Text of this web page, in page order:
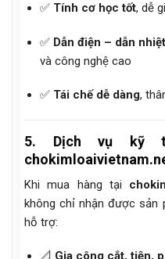
✅ Tính cơ học tốt, dễ
✅ Dẫn điện – dẫn
và công nghệ cao
✅ Tái chế dễ dàng,
5. Dịch vụ kỹ
Khi mua hàng tại
không chỉ nhận được
hỗ trợ:
📐 Gia công cắt, tiện,